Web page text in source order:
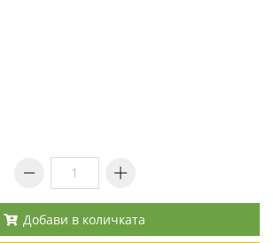
Добави в количката